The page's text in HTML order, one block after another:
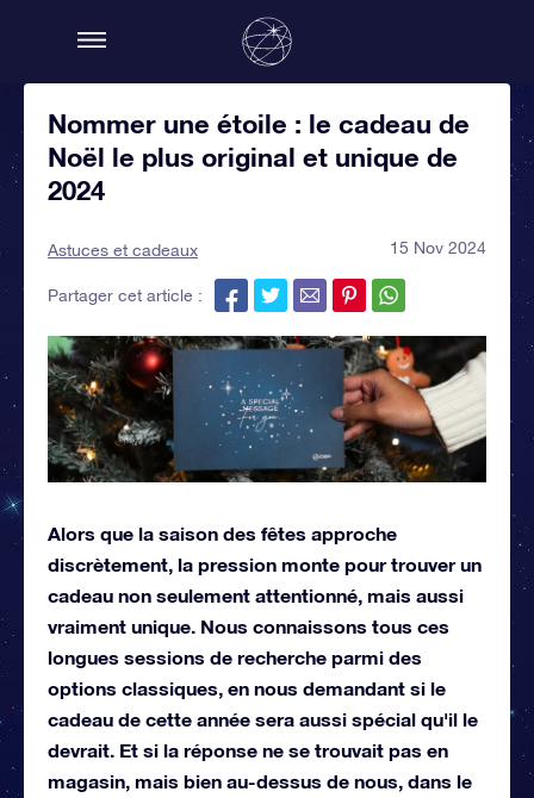
Nommer une étoile : le cadeau de
Noël le plus original et unique de
2024
Astuces et cadeaux 15 Nov 2024
Partager cet article :
Alors que la saison des fêtes approche
discrètement, la pression monte pour trouver un
cadeau non seulement attentionné, mais aussi
vraiment unique. Nous connaissons tous ces
longues sessions de recherche parmi des
options classiques, en nous demandant si le
cadeau de cette année sera aussi spécial qu'il le
devrait. Et si la réponse ne se trouvait pas en
magasin, mais bien au-dessus de nous, dans le